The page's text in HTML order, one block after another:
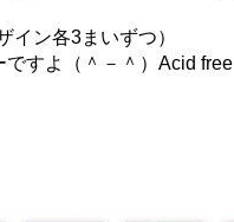
イン各3まいずつ）
ですよ（＾－＾）Acid free